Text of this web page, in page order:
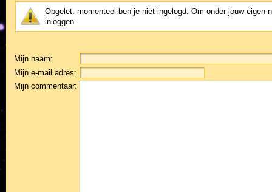
Opgelet: momenteel ben je niet ingelogd. Om onder jouw eigen
inloggen.
Mijn naam:
Mijn e-mail adres:
Mijn commentaar: